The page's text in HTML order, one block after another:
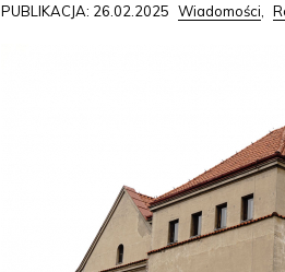
PUBLIKACJA: 26.02.2025 Wiadomości,